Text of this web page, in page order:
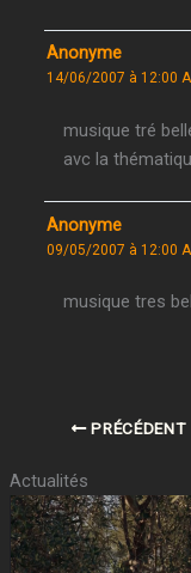
Anonyme
14/06/2007 à 12:00
musique tré
avc la
Anonyme
09/05/2007 à 12:00
musique tres
PRÉCÉDENT
Actualités